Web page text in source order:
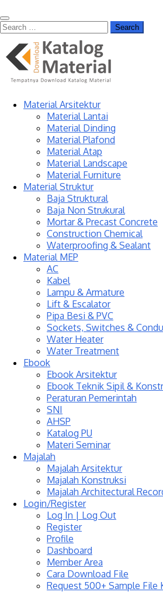
Material Arsitektur
Material Lantai
Material Dinding
Material Plafond
Material Atap
Material Landscape
Material Furniture
Material Struktur
Baja Struktural
Baja Non Strukural
Mortar & Precast Concrete
Construction Chemical
Waterproofing & Sealant
Material MEP
AC
Kabel
Lampu & Armature
Lift & Escalator
Pipa Besi & PVC
Sockets, Switches &
Water Heater
Water Treatment
Ebook
Ebook Arsitektur
Ebook Teknik Sipil &
Peraturan Pemerintah
SNI
AHSP
Katalog PU
Materi Seminar
Majalah
Majalah Arsitektur
Majalah Konstruksi
Majalah Architectural
Login/Register
Log In | Log Out
Register
Profile
Dashboard
Member Area
Cara Download File
Request 500+ Sample File